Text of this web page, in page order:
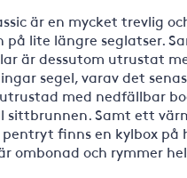
är en mycket trevlig
på lite längre seglatser.
är dessutom utrustat
segel, varav det
med nedfällbar
sittbrunnen. Samt ett
finns en kylbox på
ombonad och rymmer